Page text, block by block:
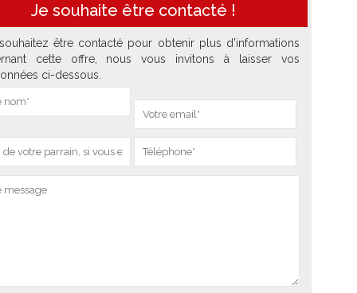
Je souhaite être contacté !
être contacté pour obtenir plus d'informations
cette offre, nous vous invitons à laisser vos
ci-dessous.